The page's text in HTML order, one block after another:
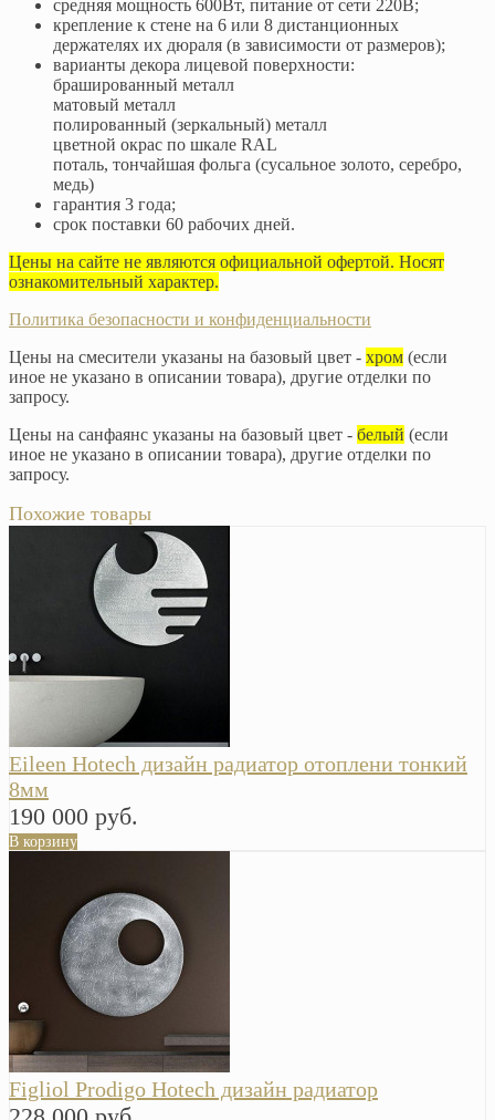
средняя мощность 600Вт, питание от сети 220В;
крепление к стене на 6 или 8 дистанционных
держателях их дюраля (в зависимости от размеров);
варианты декора лицевой поверхности:
брашированный металл
матовый металл
полированный (зеркальный) металл
цветной окрас по шкале RAL
поталь, тончайшая фольга (сусальное золото, серебро,
медь)
гарантия 3 года;
срок поставки 60 рабочих дней.
Цены на сайте не являются официальной офертой. Носят
ознакомительный характер.
Политика безопасности и конфиденциальности
Цены на смесители указаны на базовый цвет - хром (если
иное не указано в описании товара), другие отделки по
запросу.
Цены на санфаянс указаны на базовый цвет - белый (если
иное не указано в описании товара), другие отделки по
запросу.
Похожие товары
Eileen Hotech дизайн радиатор отоплени тонкий
8мм
190 000 руб.
В корзину
Figliol Prodigo Hotech дизайн радиатор